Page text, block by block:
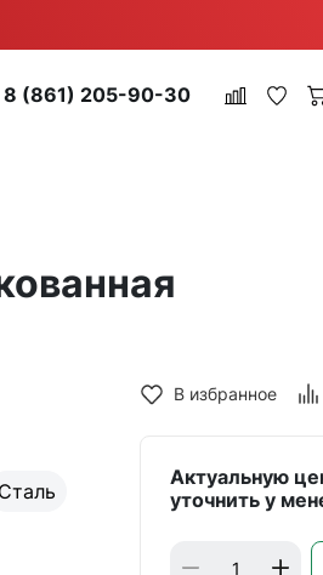
8 (861) 205-90-30
Сталь
В избранное
Актуальную
уточнить у